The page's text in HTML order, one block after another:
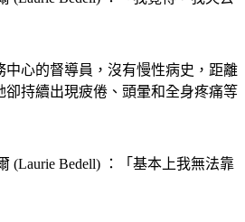
中心的督導員，沒有慢性病史，距離
卻持續出現疲倦、頭暈和全身疼痛等
(Laurie Bedell) ：「基本上我無法靠